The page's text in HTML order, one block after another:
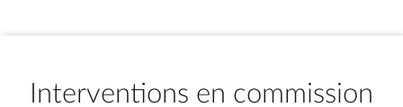
Interventions en commission